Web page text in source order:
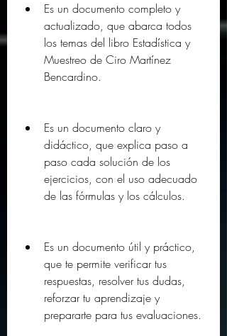
Es un documento completo y
actualizado, que abarca todos
los temas del libro Estadística y
Muestreo de Ciro Martínez
Bencardino.
Es un documento claro y
didáctico, que explica paso a
paso cada solución de los
ejercicios, con el uso adecuado
de las fórmulas y los cálculos.
Es un documento útil y práctico,
que te permite verificar tus
respuestas, resolver tus dudas,
reforzar tu aprendizaje y
prepararte para tus evaluaciones.